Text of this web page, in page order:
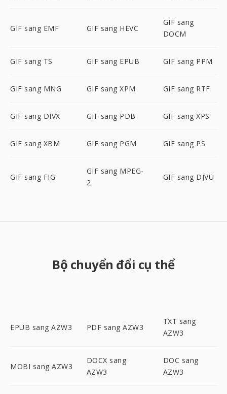
GIF sang EMF GIF sang HEVC
GIF sang
DOCM
GIF sang TS GIF sang EPUB GIF sang PPM
GIF sang MNG GIF sang XPM GIF sang RTF
GIF sang DIVX GIF sang PDB GIF sang XPS
GIF sang XBM GIF sang PGM GIF sang PS
GIF sang FIG
GIF sang MPEG-
2
GIF sang DJVU
Bộ chuyển đổi cụ thể
EPUB sang AZW3 PDF sang AZW3
TXT sang
AZW3
MOBI sang AZW3
DOCX sang
AZW3
DOC sang
AZW3